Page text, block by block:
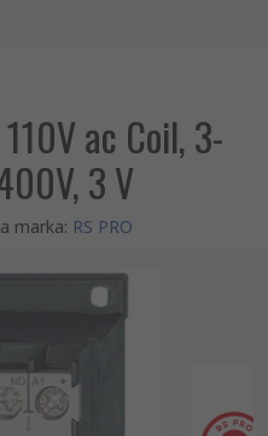
ac Coil, 3-
3 V
marka: RS PRO